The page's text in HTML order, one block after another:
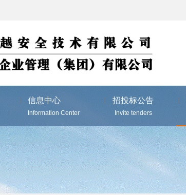
信息中心
Information Center
招投标公告
Invite tenders